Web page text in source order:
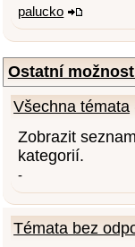
palucko
Ostatní
Všechna témata
Zobrazit
kategorií.
-
Témata bez